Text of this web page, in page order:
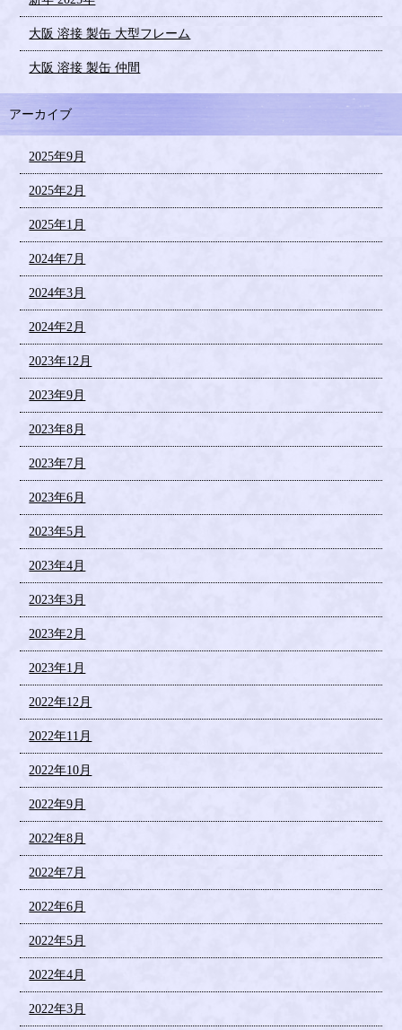
大阪 溶接 製缶 大型フレーム
大阪 溶接 製缶 仲間
アーカイブ
2025年9月
2025年2月
2025年1月
2024年7月
2024年3月
2024年2月
2023年12月
2023年9月
2023年8月
2023年7月
2023年6月
2023年5月
2023年4月
2023年3月
2023年2月
2023年1月
2022年12月
2022年11月
2022年10月
2022年9月
2022年8月
2022年7月
2022年6月
2022年5月
2022年4月
2022年3月